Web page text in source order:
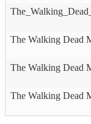
The Walking Dead
The Walking Dead
The Walking Dead